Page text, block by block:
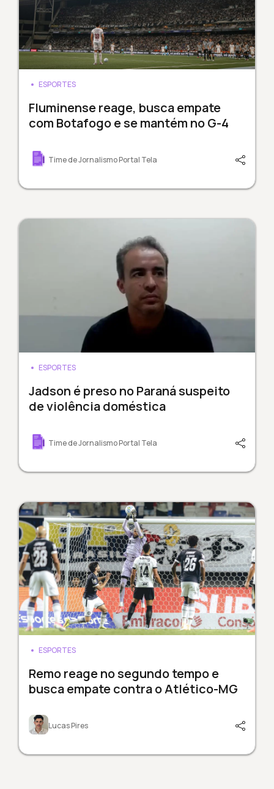
ESPORTES
Fluminense reage, busca empate
com Botafogo e se mantém no G-4
Time de Jornalismo Portal Tela
ESPORTES
Jadson é preso no Paraná suspeito
de violência doméstica
Time de Jornalismo Portal Tela
ESPORTES
Remo reage no segundo tempo e
busca empate contra o Atlético-MG
Lucas Pires